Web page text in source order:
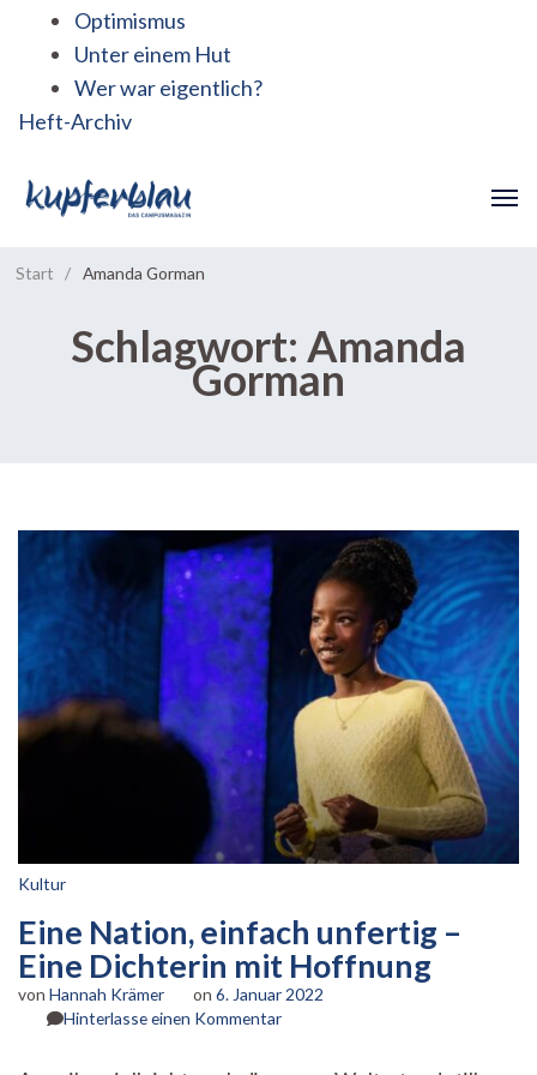
Optimismus
Unter einem Hut
Wer war eigentlich?
Heft-Archiv
Start / Amanda Gorman
Schlagwort: Amanda
Gorman
Kultur
Eine Nation, einfach unfertig –
Eine Dichterin mit Hoffnung
von Hannah Krämer on 6. Januar 2022
Hinterlasse einen Kommentarzu